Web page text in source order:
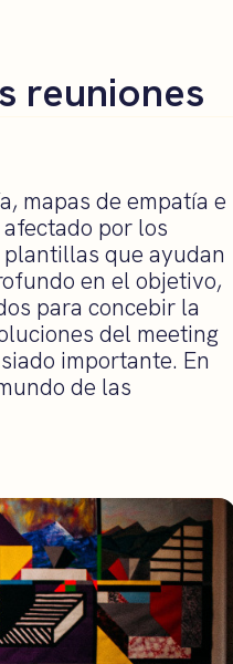
reuniones
mapas de empatía e
por los
que ayudan
en el objetivo,
para concebir la
del meeting
importante. En
de las